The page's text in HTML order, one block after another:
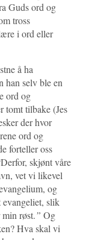
Guds ord og
tross
i ord eller
å ha
han selv ble en
ord og
tomt tilbake (Jes
der hvor
ord og
forteller oss
skjønt våre
vet vi likevel
og
evangeliet, slik
røst.” Og
Hva skal vi